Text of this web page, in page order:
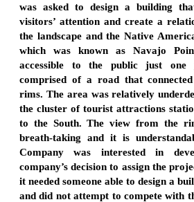
was asked to design a building
visitors’ attention and create a
the landscape and the Native
which was known as Navajo
accessible to the public just
comprised of a road that
rims. The area was relatively
the cluster of tourist attractions
to the South. The view from the
breath-taking and it is
Company was interested in
company’s decision to assign the
it needed someone able to design a
and did not attempt to compete with